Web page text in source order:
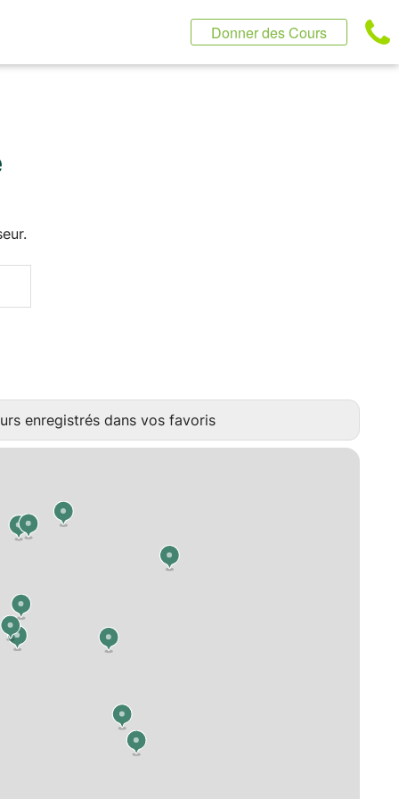
Donner des Cours
enregistrés dans vos favoris